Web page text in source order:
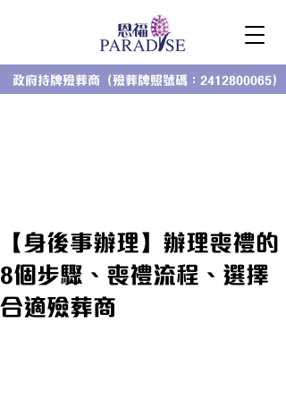
政府持牌殮葬商（殮葬牌照號碼：2412800065）
【身後事辦理】辦理喪禮的
8個步驟、喪禮流程、選擇
合適殮葬商